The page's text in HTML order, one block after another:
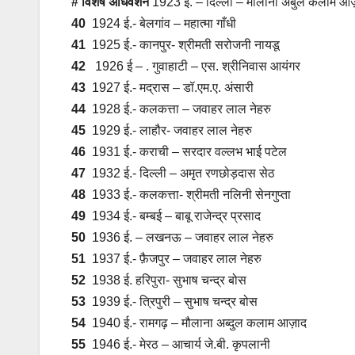
40 1924 ई.- बेलगांव – महात्मा गाँधी
41 1925 ई.- कानपुर- श्रीमती सरोजनी नायडू
42
1926 ई – . गुवाहाटी – एस. श्रीनिवास आयंगर
43 1927 ई.- मद्रास – डॉ.एम.ए. अंसारी
44 1928 ई.- कलकत्ता – जवाहर लाल नेहरु
45 1929 ई.- लाहौर- जवाहर लाल नेहरु
46 1931 ई.- कराची – सरदार वल्लभ भाई पटेल
47 1932 ई.- दिल्ली – अमृत रणछोड़दास सेठ
48 1933 ई.- कलकत्ता- श्रीमती नलिनी सेनगुप्ता
49 1934 ई.- बम्बई – बाबू राजेन्द्र प्रसाद
50 1936 ई. – लखनऊ – जवाहर लाल नेहरु
51 1937 ई.- फ़ैजपुर – जवाहर लाल नेहरु
52 1938 ई. हरिपुरा- सुभाष चन्द्र बोस
53 1939 ई.- त्रिपुरी – सुभाष चन्द्र बोस
54 1940 ई.- रामगढ़ – मौलाना अब्दुल कलाम आज़ाद
55 1946 ई.- मेरठ – आचार्य जे.बी. कृपलानी